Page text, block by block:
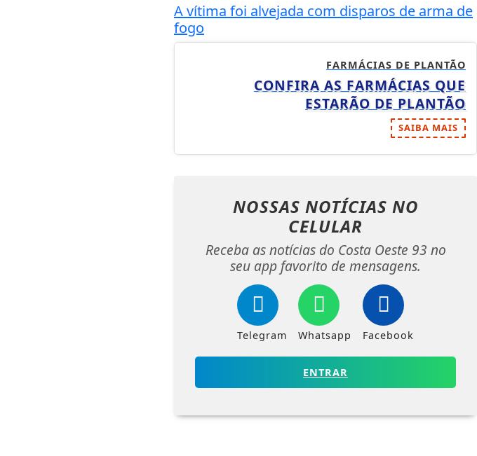
A vítima foi alvejada com disparos de arma de
fogo
FARMÁCIAS DE PLANTÃO
CONFIRA AS FARMÁCIAS QUE
ESTARÃO DE PLANTÃO
SAIBA MAIS
NOSSAS NOTÍCIAS NO
CELULAR
Receba as notícias do Costa Oeste 93 no
seu app favorito de mensagens.
Telegram Whatsapp Facebook
ENTRAR